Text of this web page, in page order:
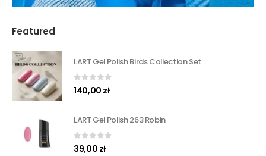
Featured
LART Gel Polish Birds Collection Set
0 out of 5
140,00 zł
LART Gel Polish 263 Robin
0out of 5
39,00 zł